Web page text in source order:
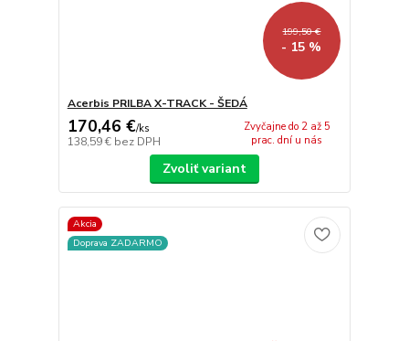
199,50 €
- 15 %
Acerbis PRILBA X-TRACK - ŠEDÁ
170,46 €/ks
138,59 € bez DPH
Zvyčajne do 2 až 5
prac. dní u nás
Zvoliť variant
Akcia
Doprava ZADARMO